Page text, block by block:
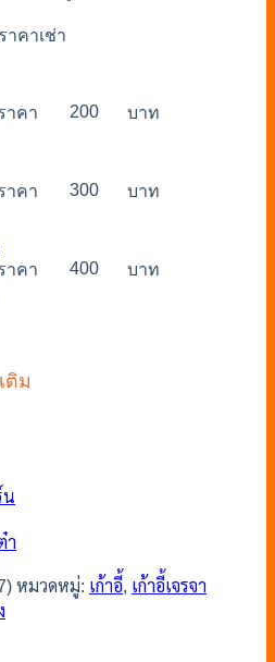
น
า
ราคาเช่า
าคา 200 บาท
าคา 300 บาท
าคา 400 บาท
ติม
หมวดหมู่: เก้าอี้, เก้าอี้เจรจา